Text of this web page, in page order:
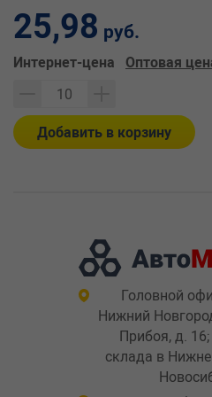
25,98 руб.
Интернет-цена Оптовая
Добавить в корзину
Головной
Нижний
Прибоя, д.
склада в